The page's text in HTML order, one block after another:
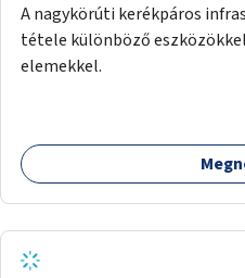
A nagykörúti kerékpáros
tétele különböző
elemekkel.